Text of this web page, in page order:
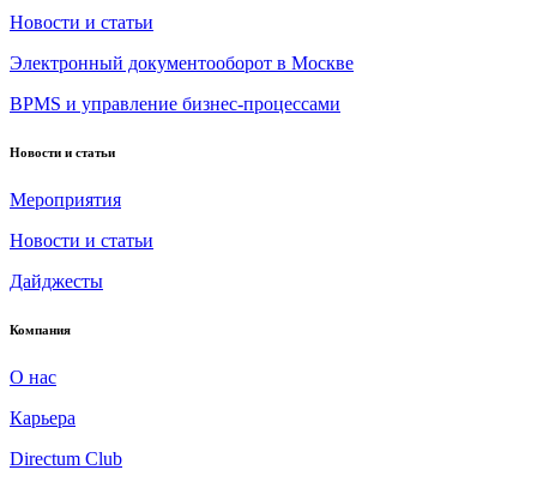
Новости и статьи
Электронный документооборот в Москве
BPMS и управление бизнес-процессами
Новости и статьи
Мероприятия
Новости и статьи
Дайджесты
Компания
О нас
Карьера
Directum Club